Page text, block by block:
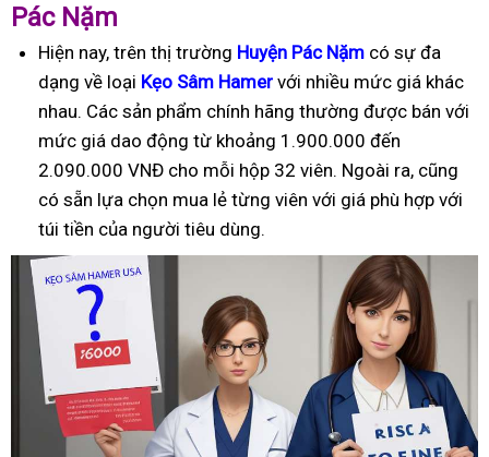
Pác Nặm
Hiện nay, trên thị trường Huyện Pác Nặm có sự đa
dạng về loại Kẹo Sâm Hamer với nhiều mức giá khác
nhau. Các sản phẩm chính hãng thường được bán với
mức giá dao động từ khoảng 1.900.000 đến
2.090.000 VNĐ cho mỗi hộp 32 viên. Ngoài ra, cũng
có sẵn lựa chọn mua lẻ từng viên với giá phù hợp với
túi tiền của người tiêu dùng.